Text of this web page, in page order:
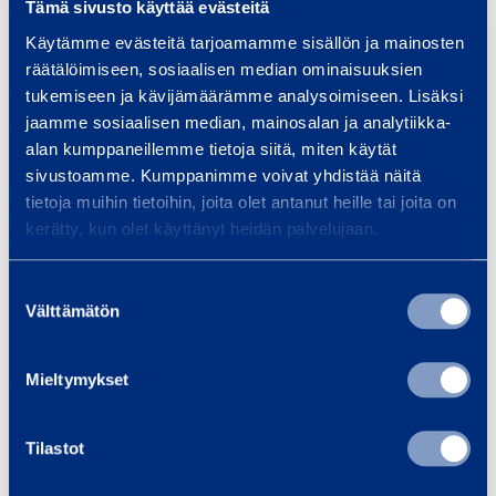
Tämä sivusto käyttää evästeitä
Käytämme evästeitä tarjoamamme sisällön ja mainosten
räätälöimiseen, sosiaalisen median ominaisuuksien
tukemiseen ja kävijämäärämme analysoimiseen. Lisäksi
jaamme sosiaalisen median, mainosalan ja analytiikka-
alan kumppaneillemme tietoja siitä, miten käytät
sivustoamme. Kumppanimme voivat yhdistää näitä
tietoja muihin tietoihin, joita olet antanut heille tai joita on
kerätty, kun olet käyttänyt heidän palvelujaan.
valinta
Välttämätön
Mieltymykset
Tilastot
u
n
u
4
0
0
l
6,46 € / päivä (alv 0 %)
Lisää koriin
6,46 €
Kiinteistöhuollon